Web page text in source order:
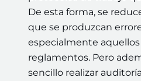
De esta forma, se
que se produzcan
especialmente
reglamentos. Pero
sencillo realizar